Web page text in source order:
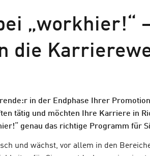
„workhier!“
die
in der Endphase Ihrer
tätig und möchten Ihre Karriere in
genau das richtige Programm für
und wächst, vor allem in den